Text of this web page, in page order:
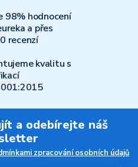
98% hodnocení
a přes
recenzí
kvalitu s
a odebírejte náš
zpracování osobních údajů